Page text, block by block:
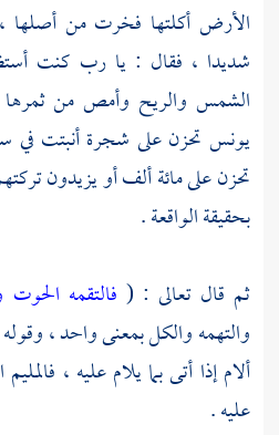
الأرض أكلتها فخرت من
شديدا ، فقال : يا رب كنت
الشمس والريح وأمص من
يونس تحزن على شجرة أنبتت في
تحزن على مائة ألف أو يزيدون
بحقيقة الواقعة .
ثم قال تعالى : ( فالتقمه
والتهمه والكل بمعنى واحد ،
ألام إذا أتى بما يلام عليه ،
عليه .